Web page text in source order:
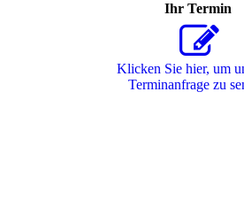
Ihr Termin
Klicken Sie hier, um
Terminanfrage zu